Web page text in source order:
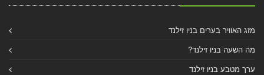
מזג האוויר בערים בניו זילנד
מה השעה בניו זילנד?
ערך מטבע בניו זילנד